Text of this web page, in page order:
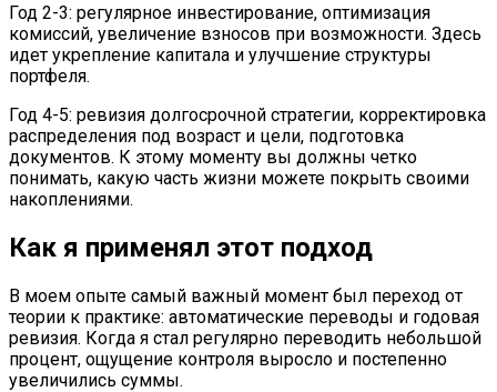
Год 2-3: регулярное инвестирование, оптимизация
комиссий, увеличение взносов при возможности. Здесь
идет укрепление капитала и улучшение структуры
портфеля.
Год 4-5: ревизия долгосрочной стратегии, корректировка
распределения под возраст и цели, подготовка
документов. К этому моменту вы должны четко
понимать, какую часть жизни можете покрыть своими
накоплениями.
Как я применял этот подход
В моем опыте самый важный момент был переход от
теории к практике: автоматические переводы и годовая
ревизия. Когда я стал регулярно переводить небольшой
процент, ощущение контроля выросло и постепенно
увеличились суммы.